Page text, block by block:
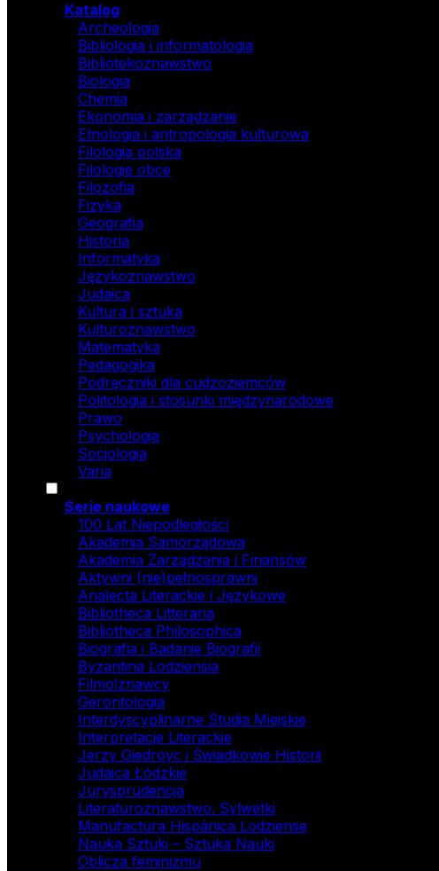
Katalog
Archeologia
Bibliologia i informatologia
Bibliotekoznawstwo
Biologia
Chemia
Ekonomia i zarządzanie
Etnologia i antropologia kulturowa
Filologia polska
Filologie obce
Filozofia
Fizyka
Geografia
Historia
Informatyka
Językoznawstwo
Judaica
Kultura i sztuka
Kulturoznawstwo
Matematyka
Pedagogika
Podręczniki dla cudzoziemców
Politologia i stosunki międzynarodowe
Prawo
Psychologia
Socjologia
Varia
Serie naukowe
100 Lat Niepodległości
Akademia Samorządowa
Akademia Zarządzania i Finansów
Aktywni (nie)pełnosprawni
Analecta Literackie i Językowe
Bibliotheca Litteraria
Bibliotheca Philosophica
Biografia i Badanie Biografii
Byzantina Lodziensia
Filmo!znawcy
Gerontologia
Interdyscyplinarne Studia Miejskie
Interpretacje Literackie
Jerzy Giedroyc i Świadkowie Historii
Judaica Łódzkie
Jurysprudencja
Literaturoznawstwo. Sylwetki
Manufactura Hispánica Lodziense
Nauka Sztuki – Sztuka Nauki
Oblicza feminizmu